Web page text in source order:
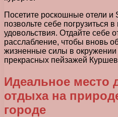
Посетите роскошные отели
позвольте себе погрузиться
удовольствия. Отдайте себе
расслабление, чтобы вновь
жизненные силы в
прекрасных пейзажей
Идеальное место
отдыха на
городе